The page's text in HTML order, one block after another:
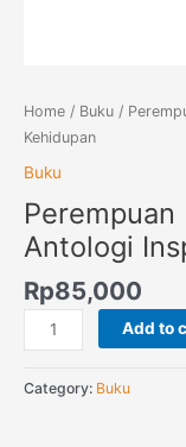
Home / Buku /
Kehidupan
Buku
Perempuan
Antologi
Rp85,000
Add to
Category: Buku